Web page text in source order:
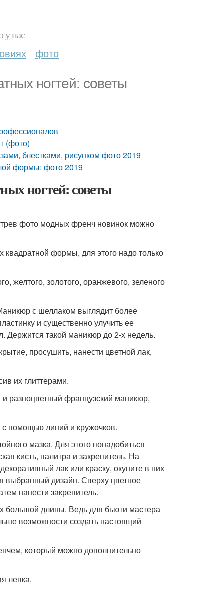
у нас
фото
ногтей: советы
(фото)
блестками, рисунком фото 2019
формы: фото 2019
ногтей: советы
фото модных френч новинок можно
квадратной формы, для этого надо только
желтого, золотого, оранжевого, зеленого
с шеллаком выглядит более
и существенно улучить ее
Держится такой маникюр до 2-х недель.
просушить, нанести цветной лак,
их глиттерами.
и разноцветный французский маникюр,
помощью линий и кружочков.
мазка. Для этого понадобиться
кисть, палитра и закрепитель. На
лак или краску, окуните в них
выбранный дизайн. Сверху цветное
нанести закрепитель.
большой длины. Ведь для бьюти мастера
возможности создать настоящий
который можно дополнительно
лепка.